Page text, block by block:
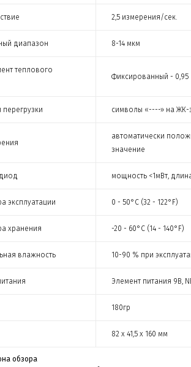
2,5 измерения/сек.
диапазон 8-14 мкм
теплового
Фиксированный - 0,95
символы «----» на ЖК-
автоматически
значение
мощность <1мВт,
эксплуатации 0 - 50°C (32 - 122°F)
хранения -20 - 60°C (14 - 140°F)
влажность 10-90 % при
Элемент питания 9В,
180гр
82 x 41,5 x 160 мм
обзора